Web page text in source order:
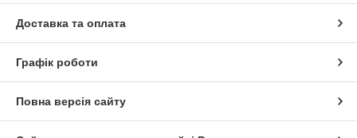
Доставка та оплата
Графік роботи
Повна версія сайту